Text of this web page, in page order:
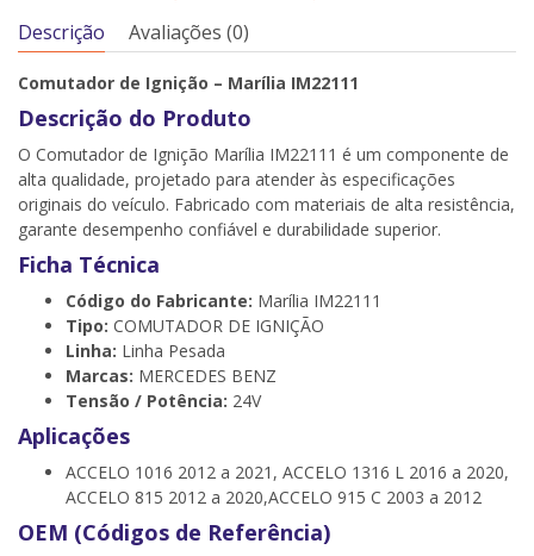
Descrição Avaliações (0)
Comutador de Ignição – Marília IM22111
Descrição do Produto
O Comutador de Ignição Marília IM22111 é um componente de
alta qualidade, projetado para atender às especificações
originais do veículo. Fabricado com materiais de alta resistência,
garante desempenho confiável e durabilidade superior.
Ficha Técnica
Código do Fabricante: Marília IM22111
Tipo: COMUTADOR DE IGNIÇÃO
Linha: Linha Pesada
Marcas: MERCEDES BENZ
Tensão / Potência: 24V
Aplicações
ACCELO 1016 2012 a 2021, ACCELO 1316 L 2016 a 2020,
ACCELO 815 2012 a 2020,ACCELO 915 C 2003 a 2012
OEM (Códigos de Referência)